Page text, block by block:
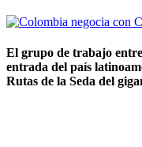
El grupo de trabajo
entrada del país
Rutas de la Seda del